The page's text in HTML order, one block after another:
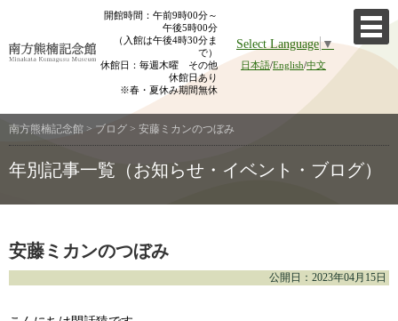
content
開館時間：午前9時00分～
午後5時00分
（入館は午後4時30分ま
で）
休館日：毎週木曜 その他
休館日あり
※春・夏休み期間無休
Select Language▼
日本語/English/中文
南方熊楠記念館 > ブログ > 安藤ミカンのつぼみ
年別記事一覧（お知らせ・イベント・ブログ）
安藤ミカンのつぼみ
公開日：2023年04月15日